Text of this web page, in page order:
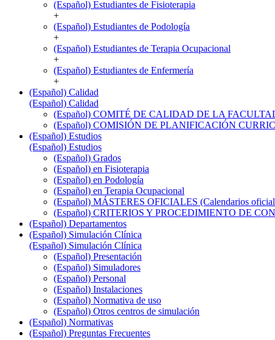
(Español) Estudiantes de Fisioterapia
+
(Español) Estudiantes de Podología
+
(Español) Estudiantes de Terapia Ocupacional
+
(Español) Estudiantes de Enfermería
+
(Español) Calidad
(Español) Calidad
(Español) COMITÉ DE CALIDAD DE LA
(Español) COMISIÓN DE PLANIFICACIÓN
(Español) Estudios
(Español) Estudios
(Español) Grados
(Español) en Fisioterapia
(Español) en Podología
(Español) en Terapia Ocupacional
(Español) MÁSTERES OFICIALES (Calendarios
(Español) CRITERIOS Y PROCEDIMIENTO DE
(Español) Departamentos
(Español) Simulación Clínica
(Español) Simulación Clínica
(Español) Presentación
(Español) Simuladores
(Español) Personal
(Español) Instalaciones
(Español) Normativa de uso
(Español) Otros centros de simulación
(Español) Normativas
(Español) Preguntas Frecuentes